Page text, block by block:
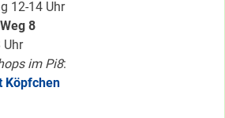
12-14 Uhr
8
Uhr
im Pi8:
Köpfchen